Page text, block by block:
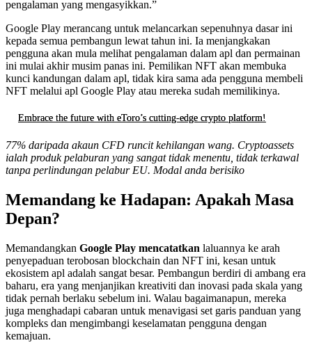
pengalaman yang mengasyikkan.”
Google Play merancang untuk melancarkan sepenuhnya dasar ini
kepada semua pembangun lewat tahun ini. Ia menjangkakan
pengguna akan mula melihat pengalaman dalam apl dan permainan
ini mulai akhir musim panas ini. Pemilikan NFT akan membuka
kunci kandungan dalam apl, tidak kira sama ada pengguna membeli
NFT melalui apl Google Play atau mereka sudah memilikinya.
Embrace the future with eToro’s cutting-edge crypto platform!
77% daripada akaun CFD runcit kehilangan wang. Cryptoassets
ialah produk pelaburan yang sangat tidak menentu, tidak terkawal
tanpa perlindungan pelabur EU. Modal anda berisiko
Memandang ke Hadapan: Apakah Masa
Depan?
Memandangkan Google Play mencatatkan laluannya ke arah
penyepaduan terobosan blockchain dan NFT ini, kesan untuk
ekosistem apl adalah sangat besar. Pembangun berdiri di ambang era
baharu, era yang menjanjikan kreativiti dan inovasi pada skala yang
tidak pernah berlaku sebelum ini. Walau bagaimanapun, mereka
juga menghadapi cabaran untuk menavigasi set garis panduan yang
kompleks dan mengimbangi keselamatan pengguna dengan
kemajuan.